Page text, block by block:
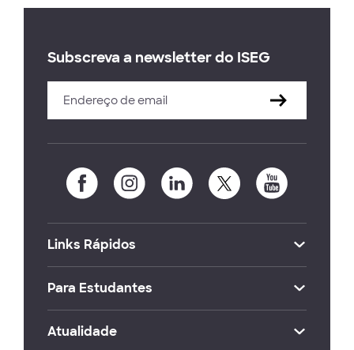
Subscreva a newsletter do ISEG
Links Rápidos
Para Estudantes
Atualidade